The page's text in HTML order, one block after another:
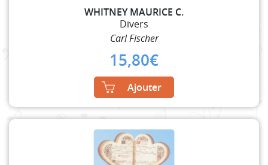
WHITNEY MAURICE C.
Divers
Carl Fischer
15,80€
Ajouter